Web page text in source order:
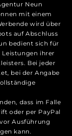
Neun
mit einem
wird über
auf Abschluss
bedient sich für
ihrer
Bei jeder
bei der Angabe
dass im Falle
oder per PayPal
Ausführung
kann.